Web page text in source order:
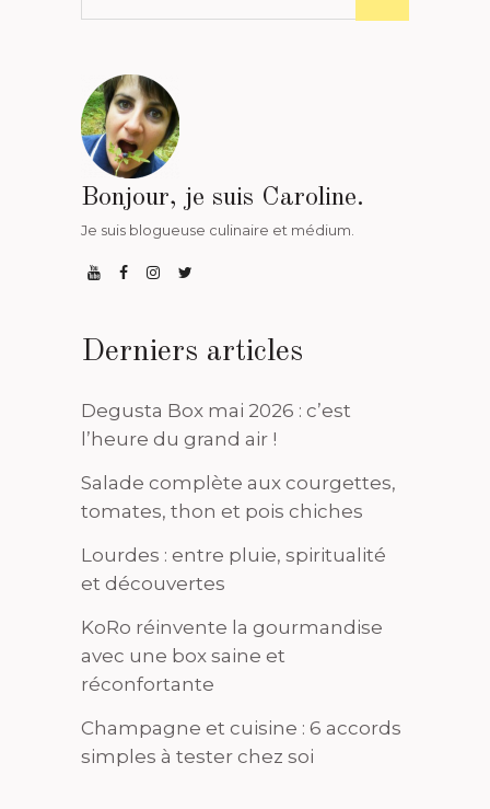
Bonjour, je suis Caroline.
Je suis blogueuse culinaire et médium.
Derniers articles
Degusta Box mai 2026 : c’est
l’heure du grand air !
Salade complète aux courgettes,
tomates, thon et pois chiches
Lourdes : entre pluie, spiritualité
et découvertes
KoRo réinvente la gourmandise
avec une box saine et
réconfortante
Champagne et cuisine : 6 accords
simples à tester chez soi